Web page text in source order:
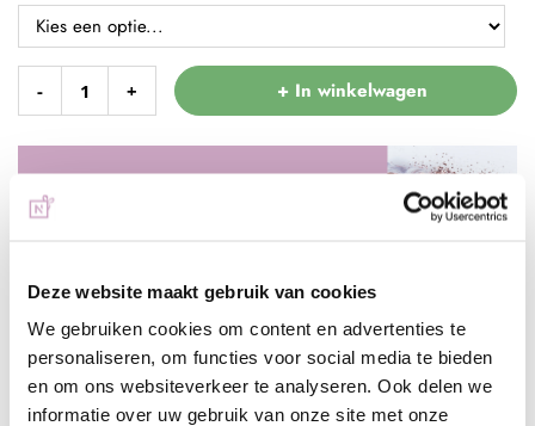
Deze website maakt gebruik van cookies
We gebruiken cookies om content en advertenties te
personaliseren, om functies voor social media te bieden
en om ons websiteverkeer te analyseren. Ook delen we
informatie over uw gebruik van onze site met onze
- + + In winkelwagen
Voor 15:00 besteld= vandaag verzonden
Gratis verzendingvanaf € 75 excl. btw